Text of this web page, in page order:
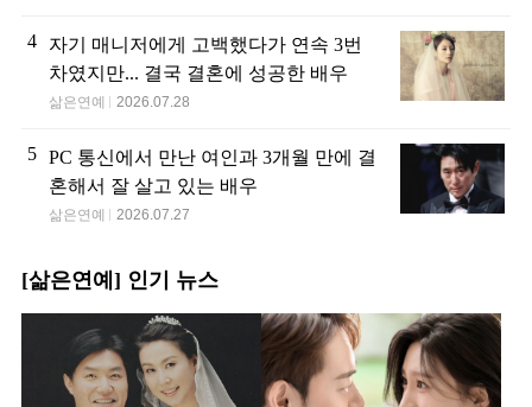
4
자기 매니저에게 고백했다가 연속 3번
차였지만... 결국 결혼에 성공한 배우
삶은연예 2026.07.28
5 PC 통신에서 만난 여인과 3개월 만에 결
혼해서 잘 살고 있는 배우
삶은연예 2026.07.27
[삶은연예] 인기 뉴스